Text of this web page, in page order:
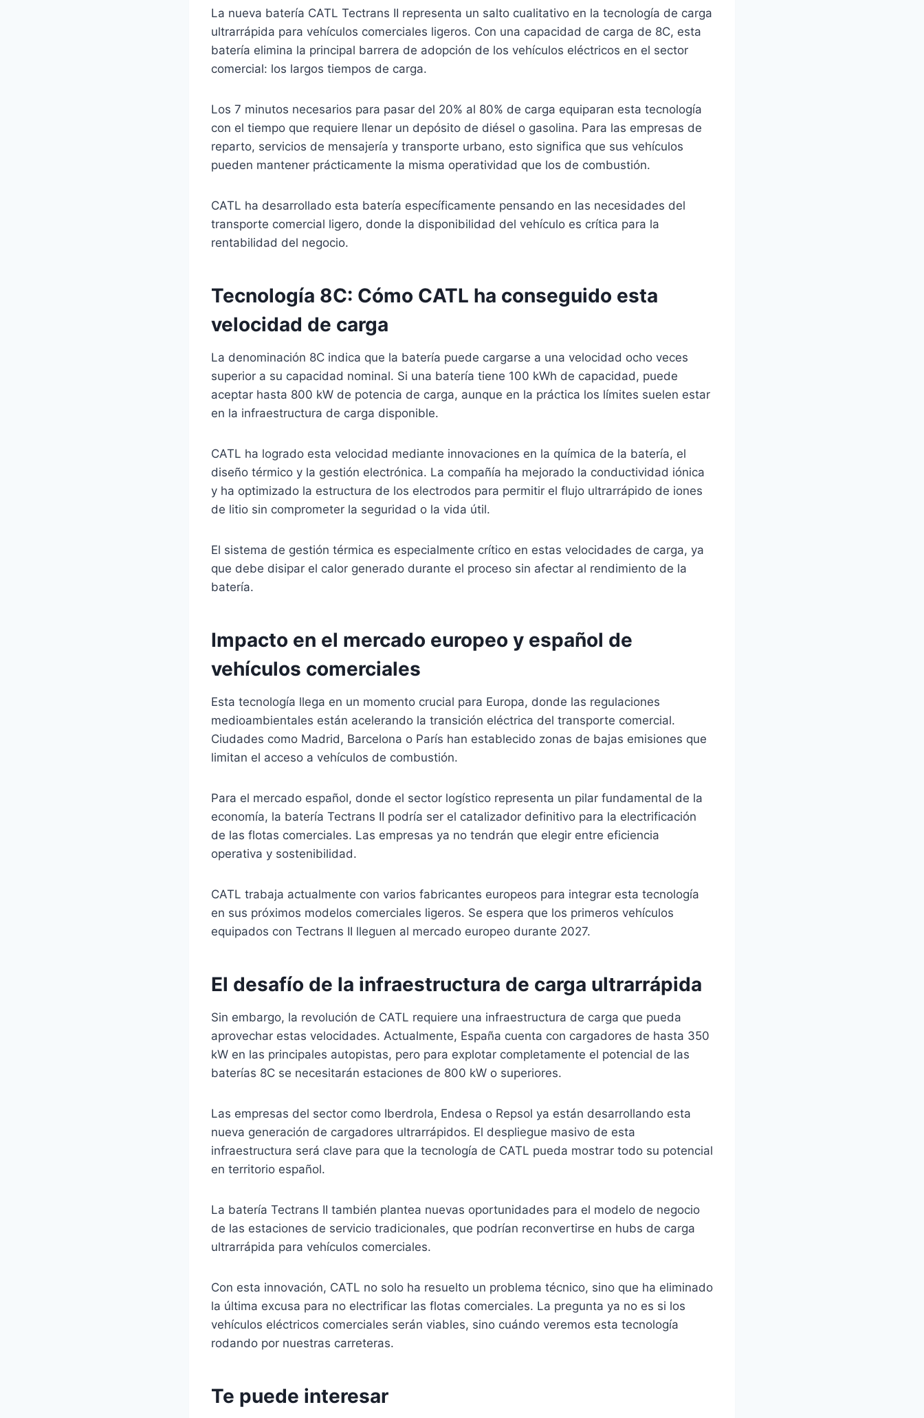
La nueva batería CATL Tectrans II representa un salto cualitativo en la tecnología de carga
ultrarrápida para vehículos comerciales ligeros. Con una capacidad de carga de 8C, esta
batería elimina la principal barrera de adopción de los vehículos eléctricos en el sector
comercial: los largos tiempos de carga.
Los 7 minutos necesarios para pasar del 20% al 80% de carga equiparan esta tecnología
con el tiempo que requiere llenar un depósito de diésel o gasolina. Para las empresas de
reparto, servicios de mensajería y transporte urbano, esto significa que sus vehículos
pueden mantener prácticamente la misma operatividad que los de combustión.
CATL ha desarrollado esta batería específicamente pensando en las necesidades del
transporte comercial ligero, donde la disponibilidad del vehículo es crítica para la
rentabilidad del negocio.
Tecnología 8C: Cómo CATL ha conseguido esta
velocidad de carga
La denominación 8C indica que la batería puede cargarse a una velocidad ocho veces
superior a su capacidad nominal. Si una batería tiene 100 kWh de capacidad, puede
aceptar hasta 800 kW de potencia de carga, aunque en la práctica los límites suelen estar
en la infraestructura de carga disponible.
CATL ha logrado esta velocidad mediante innovaciones en la química de la batería, el
diseño térmico y la gestión electrónica. La compañía ha mejorado la conductividad iónica
y ha optimizado la estructura de los electrodos para permitir el flujo ultrarrápido de iones
de litio sin comprometer la seguridad o la vida útil.
El sistema de gestión térmica es especialmente crítico en estas velocidades de carga, ya
que debe disipar el calor generado durante el proceso sin afectar al rendimiento de la
batería.
Impacto en el mercado europeo y español de
vehículos comerciales
Esta tecnología llega en un momento crucial para Europa, donde las regulaciones
medioambientales están acelerando la transición eléctrica del transporte comercial.
Ciudades como Madrid, Barcelona o París han establecido zonas de bajas emisiones que
limitan el acceso a vehículos de combustión.
Para el mercado español, donde el sector logístico representa un pilar fundamental de la
economía, la batería Tectrans II podría ser el catalizador definitivo para la electrificación
de las flotas comerciales. Las empresas ya no tendrán que elegir entre eficiencia
operativa y sostenibilidad.
CATL trabaja actualmente con varios fabricantes europeos para integrar esta tecnología
en sus próximos modelos comerciales ligeros. Se espera que los primeros vehículos
equipados con Tectrans II lleguen al mercado europeo durante 2027.
El desafío de la infraestructura de carga ultrarrápida
Sin embargo, la revolución de CATL requiere una infraestructura de carga que pueda
aprovechar estas velocidades. Actualmente, España cuenta con cargadores de hasta 350
kW en las principales autopistas, pero para explotar completamente el potencial de las
baterías 8C se necesitarán estaciones de 800 kW o superiores.
Las empresas del sector como Iberdrola, Endesa o Repsol ya están desarrollando esta
nueva generación de cargadores ultrarrápidos. El despliegue masivo de esta
infraestructura será clave para que la tecnología de CATL pueda mostrar todo su potencial
en territorio español.
La batería Tectrans II también plantea nuevas oportunidades para el modelo de negocio
de las estaciones de servicio tradicionales, que podrían reconvertirse en hubs de carga
ultrarrápida para vehículos comerciales.
Con esta innovación, CATL no solo ha resuelto un problema técnico, sino que ha eliminado
la última excusa para no electrificar las flotas comerciales. La pregunta ya no es si los
vehículos eléctricos comerciales serán viables, sino cuándo veremos esta tecnología
rodando por nuestras carreteras.
Te puede interesar